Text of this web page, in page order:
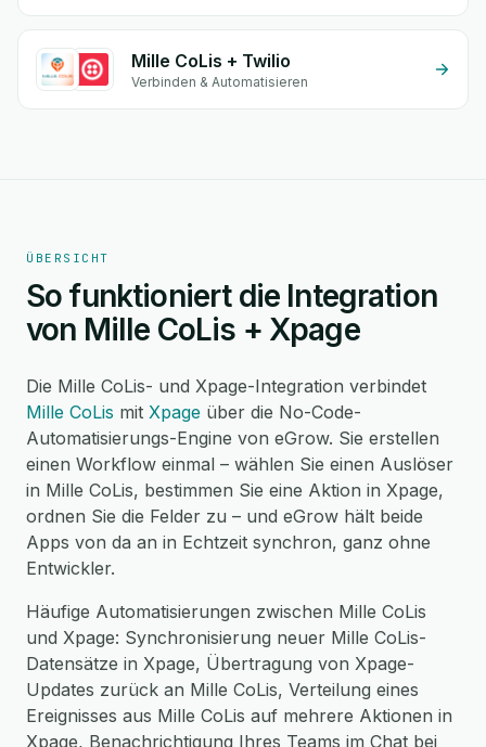
Mille CoLis + Twilio
Verbinden & Automatisieren
ÜBERSICHT
So funktioniert die Integration
von Mille CoLis + Xpage
Die Mille CoLis- und Xpage-Integration verbindet
Mille CoLis mit Xpage über die No-Code-
Automatisierungs-Engine von eGrow. Sie erstellen
einen Workflow einmal – wählen Sie einen Auslöser
in Mille CoLis, bestimmen Sie eine Aktion in Xpage,
ordnen Sie die Felder zu – und eGrow hält beide
Apps von da an in Echtzeit synchron, ganz ohne
Entwickler.
Häufige Automatisierungen zwischen Mille CoLis
und Xpage: Synchronisierung neuer Mille CoLis-
Datensätze in Xpage, Übertragung von Xpage-
Updates zurück an Mille CoLis, Verteilung eines
Ereignisses aus Mille CoLis auf mehrere Aktionen in
Xpage, Benachrichtigung Ihres Teams im Chat bei